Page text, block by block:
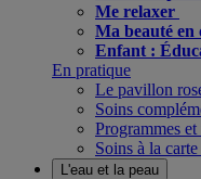
Me relaxer
Ma beauté en
Enfant :
En pratique
Le pavillon
Soins
Programmes
Soins à la
L'eau et la peau